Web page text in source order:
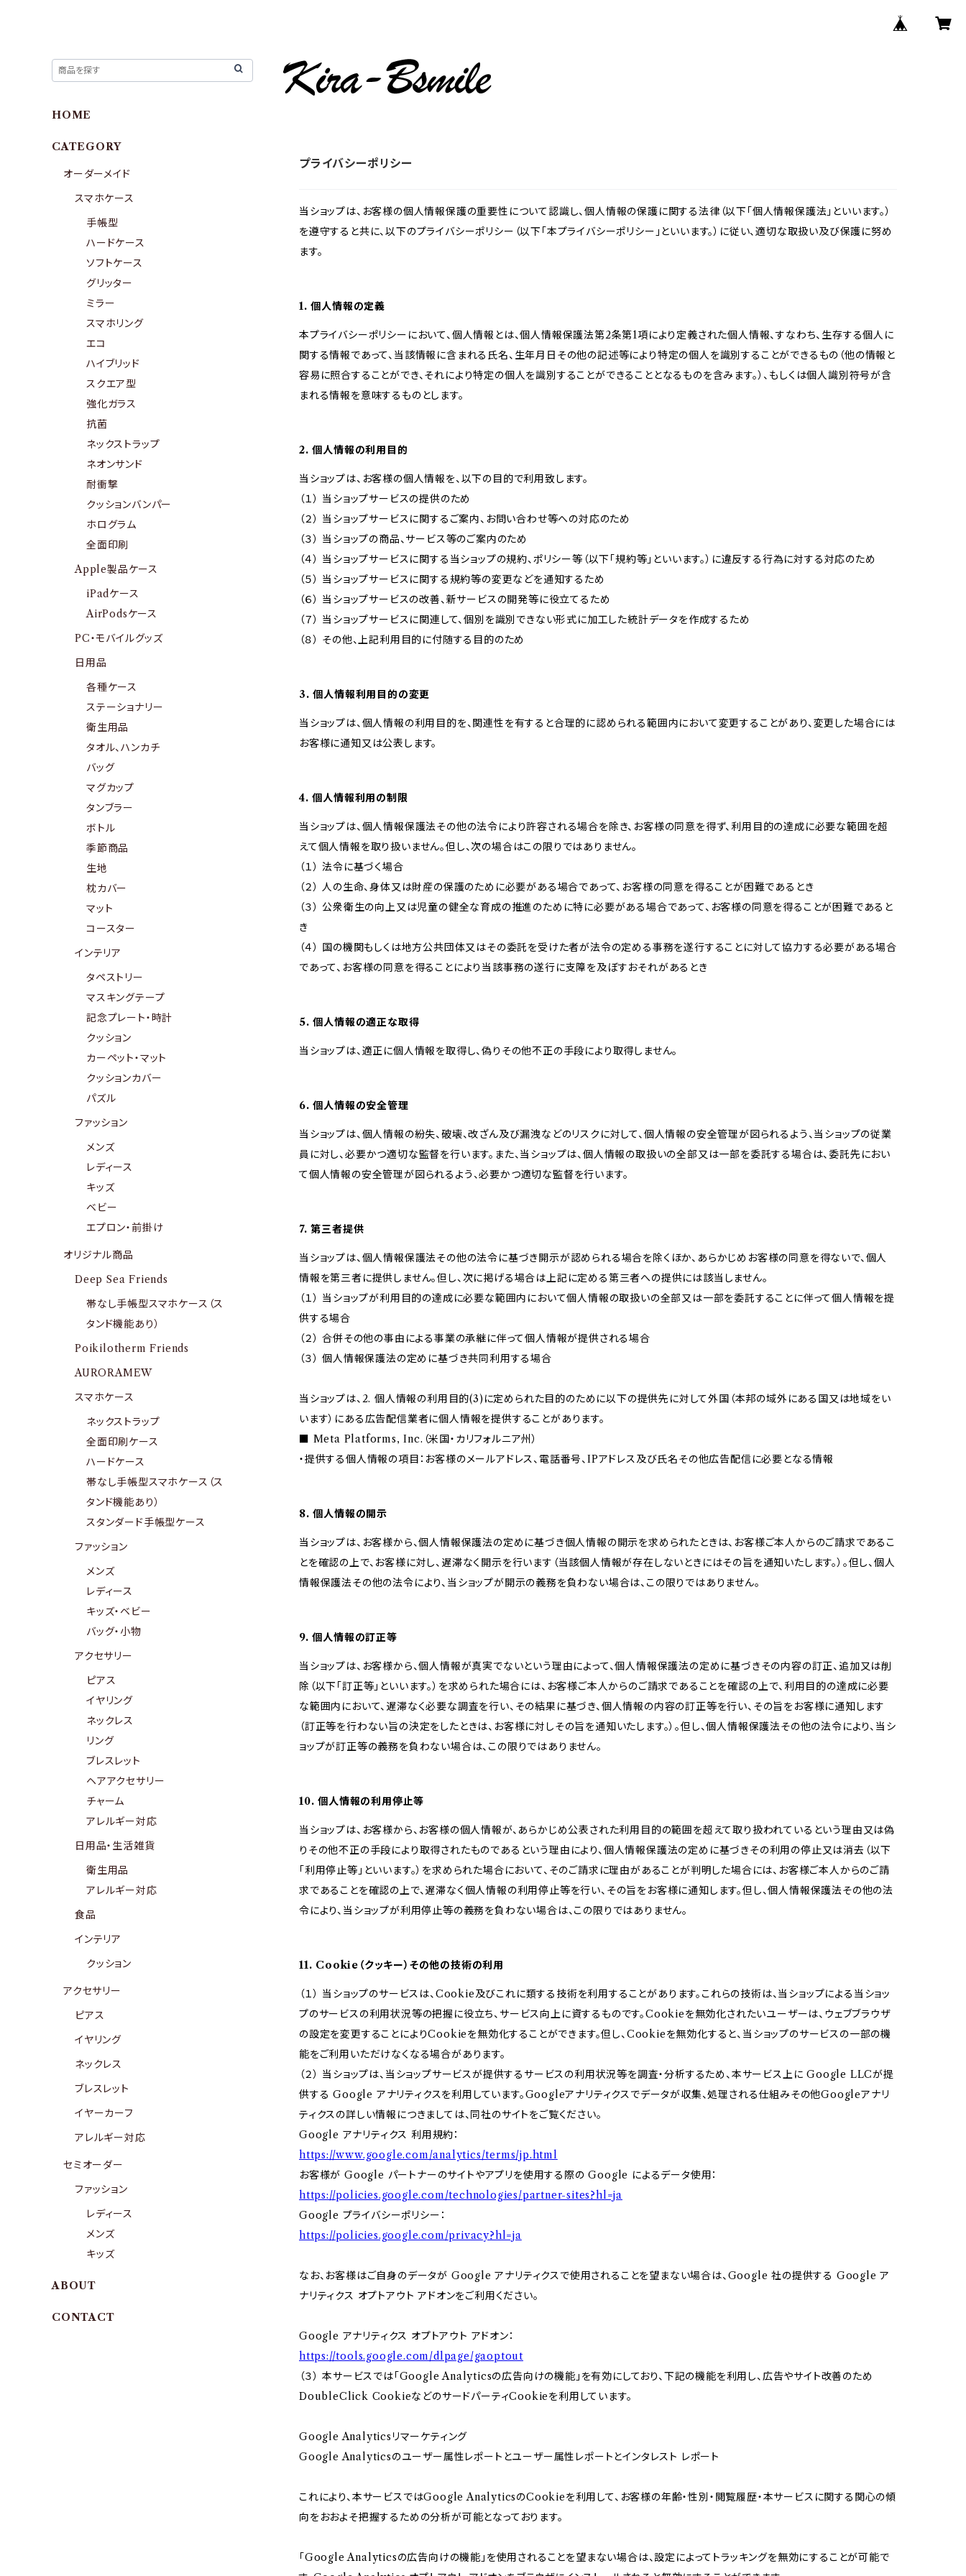
プライバシーポリシー
当ショップは、お客様の個人情報保護の重要性について認識し、個人情報の保護に関する法律（以下「個人情報保護法」といいます。）
を遵守すると共に、以下のプライバシーポリシー（以下「本プライバシーポリシー」といいます。）に従い、適切な取扱い及び保護に努め
ます。
1. 個人情報の定義
本プライバシーポリシーにおいて、個人情報とは、個人情報保護法第2条第1項により定義された個人情報、すなわち、生存する個人に
関する情報であって、当該情報に含まれる氏名、生年月日その他の記述等により特定の個人を識別することができるもの（他の情報と
容易に照合することができ、それにより特定の個人を識別することができることとなるものを含みます。）、もしくは個人識別符号が含
まれる情報を意味するものとします。
2. 個人情報の利用目的
当ショップは、お客様の個人情報を、以下の目的で利用致します。
（１） 当ショップサービスの提供のため
（２） 当ショップサービスに関するご案内、お問い合わせ等への対応のため
（３） 当ショップの商品、サービス等のご案内のため
（４） 当ショップサービスに関する当ショップの規約、ポリシー等（以下「規約等」といいます。）に違反する行為に対する対応のため
（５） 当ショップサービスに関する規約等の変更などを通知するため
（６） 当ショップサービスの改善、新サービスの開発等に役立てるため
（７） 当ショップサービスに関連して、個別を識別できない形式に加工した統計データを作成するため
（８） その他、上記利用目的に付随する目的のため
3. 個人情報利用目的の変更
当ショップは、個人情報の利用目的を、関連性を有すると合理的に認められる範囲内において変更することがあり、変更した場合には
お客様に通知又は公表します。
4. 個人情報利用の制限
当ショップは、個人情報保護法その他の法令により許容される場合を除き、お客様の同意を得ず、利用目的の達成に必要な範囲を超
えて個人情報を取り扱いません。但し、次の場合はこの限りではありません。
（１） 法令に基づく場合
（２） 人の生命、身体又は財産の保護のために必要がある場合であって、お客様の同意を得ることが困難であるとき
（３） 公衆衛生の向上又は児童の健全な育成の推進のために特に必要がある場合であって、お客様の同意を得ることが困難であると
き
（４） 国の機関もしくは地方公共団体又はその委託を受けた者が法令の定める事務を遂行することに対して協力する必要がある場合
であって、お客様の同意を得ることにより当該事務の遂行に支障を及ぼすおそれがあるとき
5. 個人情報の適正な取得
当ショップは、適正に個人情報を取得し、偽りその他不正の手段により取得しません。
6. 個人情報の安全管理
当ショップは、個人情報の紛失、破壊、改ざん及び漏洩などのリスクに対して、個人情報の安全管理が図られるよう、当ショップの従業
員に対し、必要かつ適切な監督を行います。また、当ショップは、個人情報の取扱いの全部又は一部を委託する場合は、委託先におい
て個人情報の安全管理が図られるよう、必要かつ適切な監督を行います。
7. 第三者提供
当ショップは、個人情報保護法その他の法令に基づき開示が認められる場合を除くほか、あらかじめお客様の同意を得ないで、個人
情報を第三者に提供しません。但し、次に掲げる場合は上記に定める第三者への提供には該当しません。
（１） 当ショップが利用目的の達成に必要な範囲内において個人情報の取扱いの全部又は一部を委託することに伴って個人情報を提
供する場合
（２） 合併その他の事由による事業の承継に伴って個人情報が提供される場合
（３） 個人情報保護法の定めに基づき共同利用する場合
当ショップは、2. 個人情報の利用目的(3)に定められた目的のために以下の提供先に対して外国（本邦の域外にある国又は地域をい
います）にある広告配信業者に個人情報を提供することがあります。
■ Meta Platforms, Inc.（米国・カリフォルニア州）
・提供する個人情報の項目：お客様のメールアドレス、電話番号、IPアドレス及び氏名その他広告配信に必要となる情報
8. 個人情報の開示
当ショップは、お客様から、個人情報保護法の定めに基づき個人情報の開示を求められたときは、お客様ご本人からのご請求であるこ
とを確認の上で、お客様に対し、遅滞なく開示を行います（当該個人情報が存在しないときにはその旨を通知いたします。）。但し、個人
情報保護法その他の法令により、当ショップが開示の義務を負わない場合は、この限りではありません。
9. 個人情報の訂正等
当ショップは、お客様から、個人情報が真実でないという理由によって、個人情報保護法の定めに基づきその内容の訂正、追加又は削
除（以下「訂正等」といいます。）を求められた場合には、お客様ご本人からのご請求であることを確認の上で、利用目的の達成に必要
な範囲内において、遅滞なく必要な調査を行い、その結果に基づき、個人情報の内容の訂正等を行い、その旨をお客様に通知します
（訂正等を行わない旨の決定をしたときは、お客様に対しその旨を通知いたします。）。但し、個人情報保護法その他の法令により、当シ
ョップが訂正等の義務を負わない場合は、この限りではありません。
10. 個人情報の利用停止等
当ショップは、お客様から、お客様の個人情報が、あらかじめ公表された利用目的の範囲を超えて取り扱われているという理由又は偽
りその他不正の手段により取得されたものであるという理由により、個人情報保護法の定めに基づきその利用の停止又は消去（以下
「利用停止等」といいます。）を求められた場合において、そのご請求に理由があることが判明した場合には、お客様ご本人からのご請
求であることを確認の上で、遅滞なく個人情報の利用停止等を行い、その旨をお客様に通知します。但し、個人情報保護法その他の法
令により、当ショップが利用停止等の義務を負わない場合は、この限りではありません。
11. Cookie（クッキー）その他の技術の利用
（１） 当ショップのサービスは、Cookie及びこれに類する技術を利用することがあります。これらの技術は、当ショップによる当ショッ
プのサービスの利用状況等の把握に役立ち、サービス向上に資するものです。Cookieを無効化されたいユーザーは、ウェブブラウザ
の設定を変更することによりCookieを無効化することができます。但し、Cookieを無効化すると、当ショップのサービスの一部の機
能をご利用いただけなくなる場合があります。
（２） 当ショップは、当ショップサービスが提供するサービスの利用状況等を調査・分析するため、本サービス上に Google LLCが提
供する Google アナリティクスを利用しています。Googleアナリティクスでデータが収集、処理される仕組みその他Googleアナリ
ティクスの詳しい情報につきましては、同社のサイトをご覧ください。
Google アナリティクス 利用規約：
https://www.google.com/analytics/terms/jp.html
お客様が Google パートナーのサイトやアプリを使用する際の Google によるデータ使用：
https://policies.google.com/technologies/partner-sites?hl=ja
Google プライバシーポリシー：
https://policies.google.com/privacy?hl=ja
なお、お客様はご自身のデータが Google アナリティクスで使用されることを望まない場合は、Google 社の提供する Google ア
ナリティクス オプトアウト アドオンをご利用ください。
Google アナリティクス オプトアウト アドオン：
https://tools.google.com/dlpage/gaoptout
（３） 本サービスでは「Google Analyticsの広告向けの機能」を有効にしており、下記の機能を利用し、広告やサイト改善のため
DoubleClick CookieなどのサードパーティCookieを利用しています。
Google Analyticsリマーケティング
Google Analyticsのユーザー属性レポートとユーザー属性レポートとインタレスト レポート
これにより、本サービスではGoogle AnalyticsのCookieを利用して、お客様の年齢・性別・閲覧履歴・本サービスに関する関心の傾
向をおおよそ把握するための分析が可能となっております。
「Google Analyticsの広告向けの機能」を使用されることを望まない場合は、設定によってトラッキングを無効にすることが可能で
HOME
CATEGORY
オーダーメイド
スマホケース
手帳型
ハードケース
ソフトケース
グリッター
ミラー
スマホリング
エコ
ハイブリッド
スクエア型
強化ガラス
抗菌
ネックストラップ
ネオンサンド
耐衝撃
クッションバンパー
ホログラム
全面印刷
Apple製品ケース
iPadケース
AirPodsケース
PC・モバイルグッズ
日用品
各種ケース
ステーショナリー
衛生用品
タオル、ハンカチ
バッグ
マグカップ
タンブラー
ボトル
季節商品
生地
枕カバー
マット
コースター
インテリア
タペストリー
マスキングテープ
記念プレート・時計
クッション
カーペット・マット
クッションカバー
パズル
ファッション
メンズ
レディース
キッズ
ベビー
エプロン・前掛け
オリジナル商品
Deep Sea Friends
帯なし手帳型スマホケース（ス
タンド機能あり）
Poikilotherm Friends
AURORAMEW
スマホケース
ネックストラップ
全面印刷ケース
ハードケース
帯なし手帳型スマホケース（ス
タンド機能あり）
スタンダード手帳型ケース
ファッション
メンズ
レディース
キッズ・ベビー
バッグ・小物
アクセサリー
ピアス
イヤリング
ネックレス
リング
ブレスレット
ヘアアクセサリー
チャーム
アレルギー対応
日用品・生活雑貨
衛生用品
アレルギー対応
食品
インテリア
クッション
アクセサリー
ピアス
イヤリング
ネックレス
ブレスレット
イヤーカーフ
アレルギー対応
セミオーダー
ファッション
レディース
メンズ
キッズ
ABOUT
CONTACT